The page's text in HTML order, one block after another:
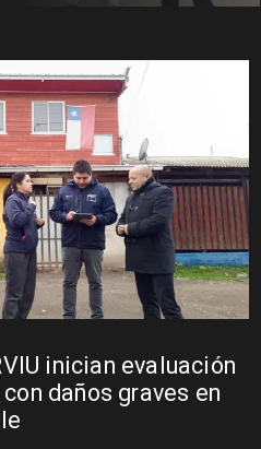
inician evaluación
daños graves en